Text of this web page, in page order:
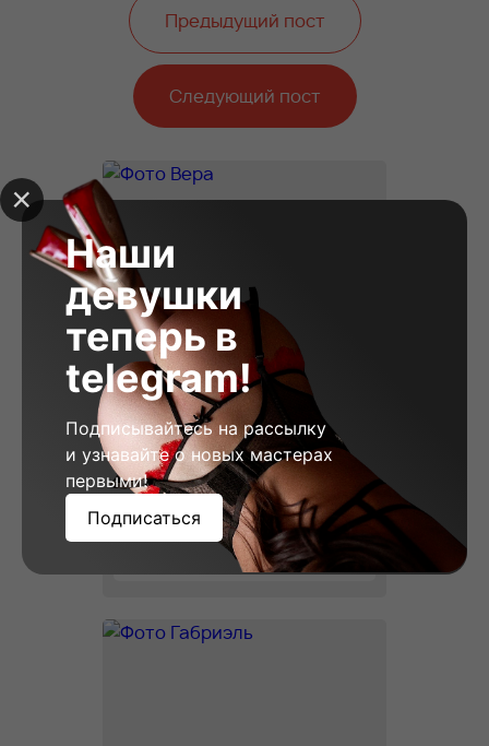
Предыдущий пост
Следующий пост
Вера, 23
Вес: 58 Грудь: 2
Наши
девушки
теперь в
telegram!
Подписывайтесь на рассылку
и узнавайте о новых мастерах
первыми!
Подписаться